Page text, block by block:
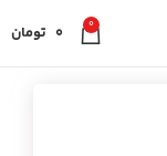
0
0 تومان